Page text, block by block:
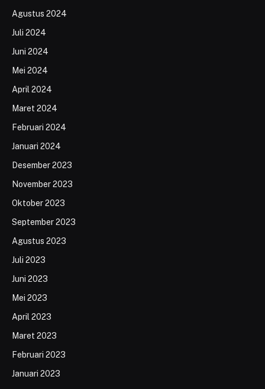
Agustus 2024
Juli 2024
Juni 2024
Mei 2024
April 2024
Maret 2024
Februari 2024
Januari 2024
Desember 2023
November 2023
Oktober 2023
September 2023
Agustus 2023
Juli 2023
Juni 2023
Mei 2023
April 2023
Maret 2023
Februari 2023
Januari 2023